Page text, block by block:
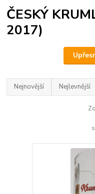
ČESKÝ
2017)
Nejnovější Nejlevnější